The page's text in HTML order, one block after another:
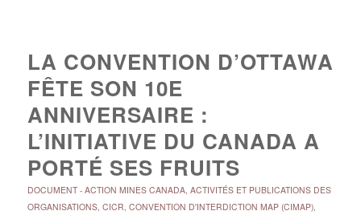
LA CONVENTION D’OTTAWA
FÊTE SON 10E
ANNIVERSAIRE :
L’INITIATIVE DU CANADA A
PORTÉ SES FRUITS
DOCUMENT- ACTION MINES CANADA, ACTIVITÉS ET PUBLICATIONS DES
ORGANISATIONS, CICR, CONVENTION D'INTERDICTION MAP (CIMAP),